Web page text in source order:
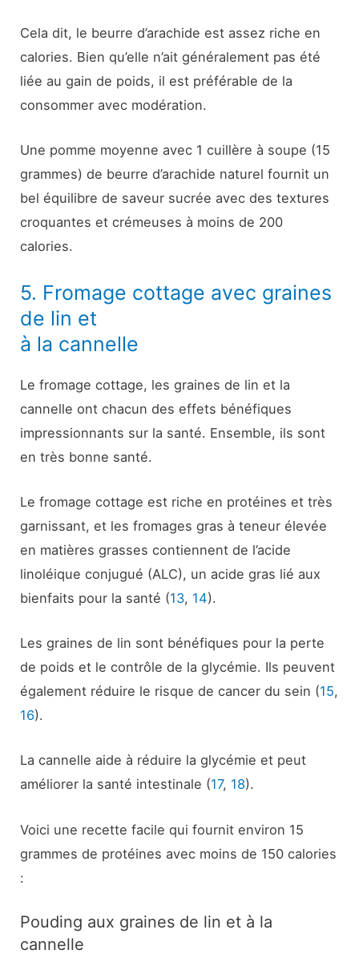
Cela dit, le beurre d’arachide est assez riche en
calories. Bien qu’elle n’ait généralement pas été
liée au gain de poids, il est préférable de la
consommer avec modération.
Une pomme moyenne avec 1 cuillère à soupe (15
grammes) de beurre d’arachide naturel fournit un
bel équilibre de saveur sucrée avec des textures
croquantes et crémeuses à moins de 200
calories.
5. Fromage cottage avec graines
de lin et
à la cannelle
Le fromage cottage, les graines de lin et la
cannelle ont chacun des effets bénéfiques
impressionnants sur la santé. Ensemble, ils sont
en très bonne santé.
Le fromage cottage est riche en protéines et très
garnissant, et les fromages gras à teneur élevée
en matières grasses contiennent de l’acide
linoléique conjugué (ALC), un acide gras lié aux
bienfaits pour la santé (13, 14).
Les graines de lin sont bénéfiques pour la perte
de poids et le contrôle de la glycémie. Ils peuvent
également réduire le risque de cancer du sein (15,
16).
La cannelle aide à réduire la glycémie et peut
améliorer la santé intestinale (17, 18).
Voici une recette facile qui fournit environ 15
grammes de protéines avec moins de 150 calories
:
Pouding aux graines de lin et à la
cannelle